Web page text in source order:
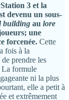
3 et la
devenu un sous-
building au lore
une
forcenée. Cette
fois à la
prendre les
La formule
ni la plus
elle a petit à
et extrêmement